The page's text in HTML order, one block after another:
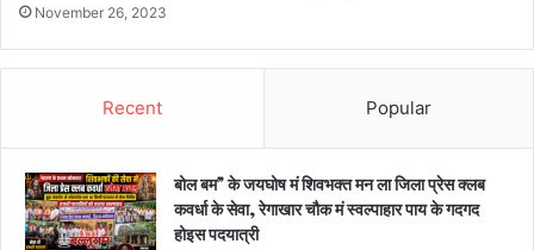
November 26, 2023
Recent Popular
बोल बम” के जयघोष मं शिवभक्त मन ला जिला प्रेस क्लब
कवर्धा के सेवा, रेगाखार चौक मं स्वल्पाहार पाय के गदगद
होइस पदयात्री